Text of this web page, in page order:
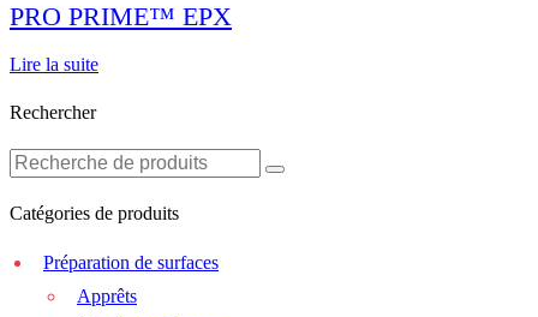
PRO PRIME™ EPX
Lire la suite
Rechercher
Catégories de produits
Préparation de surfaces
Apprêts